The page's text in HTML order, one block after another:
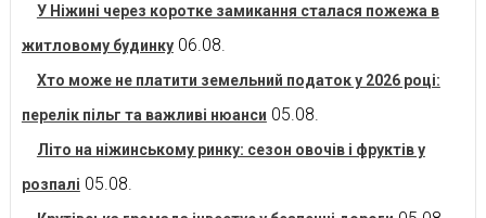
У Ніжині через коротке замикання сталася пожежа в
житловому будинку 06.08.
Хто може не платити земельний податок у 2026 році:
перелік пільг та важливі нюанси 05.08.
Літо на ніжинському ринку: сезон овочів і фруктів у
розпалі 05.08.